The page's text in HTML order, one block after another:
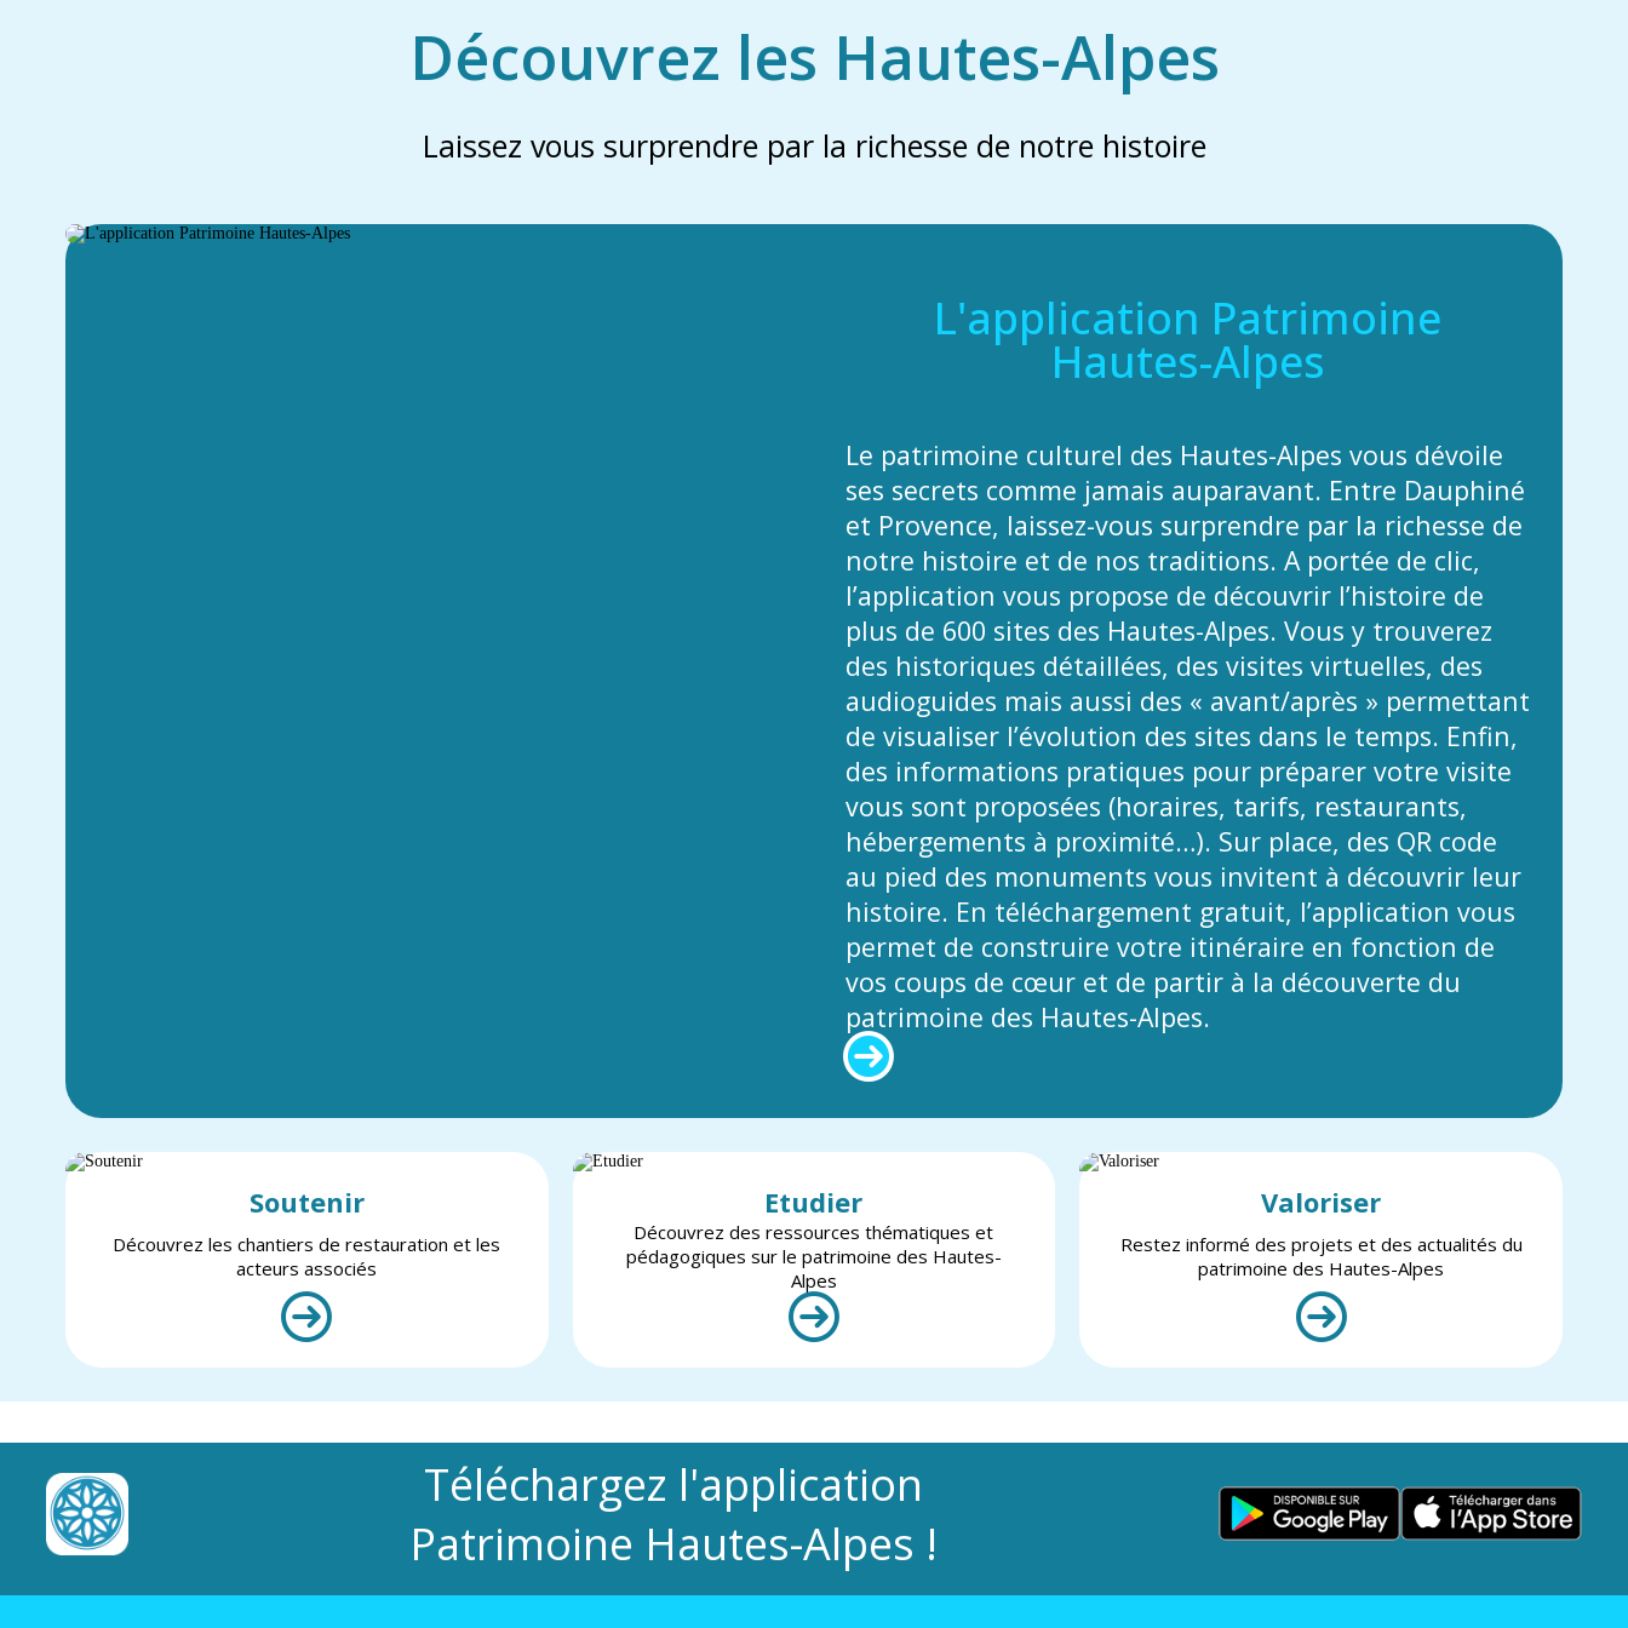
Découvrez les Hautes-Alpes
Laissez vous surprendre par la richesse de notre histoire
L'application Patrimoine
Hautes-Alpes
Le patrimoine culturel des Hautes-Alpes vous dévoile
ses secrets comme jamais auparavant. Entre Dauphiné
et Provence, laissez-vous surprendre par la richesse de
notre histoire et de nos traditions. A portée de clic,
l’application vous propose de découvrir l’histoire de
plus de 600 sites des Hautes-Alpes. Vous y trouverez
des historiques détaillées, des visites virtuelles, des
audioguides mais aussi des « avant/après » permettant
de visualiser l’évolution des sites dans le temps. Enfin,
des informations pratiques pour préparer votre visite
vous sont proposées (horaires, tarifs, restaurants,
hébergements à proximité…). Sur place, des QR code
au pied des monuments vous invitent à découvrir leur
histoire. En téléchargement gratuit, l’application vous
permet de construire votre itinéraire en fonction de
vos coups de cœur et de partir à la découverte du
patrimoine des Hautes-Alpes.
Soutenir
Découvrez les chantiers de restauration et les
acteurs associés
Etudier
Découvrez des ressources thématiques et
pédagogiques sur le patrimoine des Hautes-
Alpes
Valoriser
Restez informé des projets et des actualités du
patrimoine des Hautes-Alpes
Téléchargez l'application
Patrimoine Hautes-Alpes !